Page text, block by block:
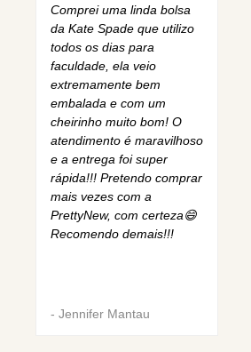
Comprei uma linda bolsa
da Kate Spade que utilizo
todos os dias para
faculdade, ela veio
extremamente bem
embalada e com um
cheirinho muito bom! O
atendimento é maravilhoso
e a entrega foi super
rápida!!! Pretendo comprar
mais vezes com a
PrettyNew, com certeza😄
Recomendo demais!!!
- Jennifer Mantau